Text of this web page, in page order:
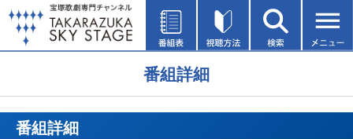
番組詳細
番組詳細